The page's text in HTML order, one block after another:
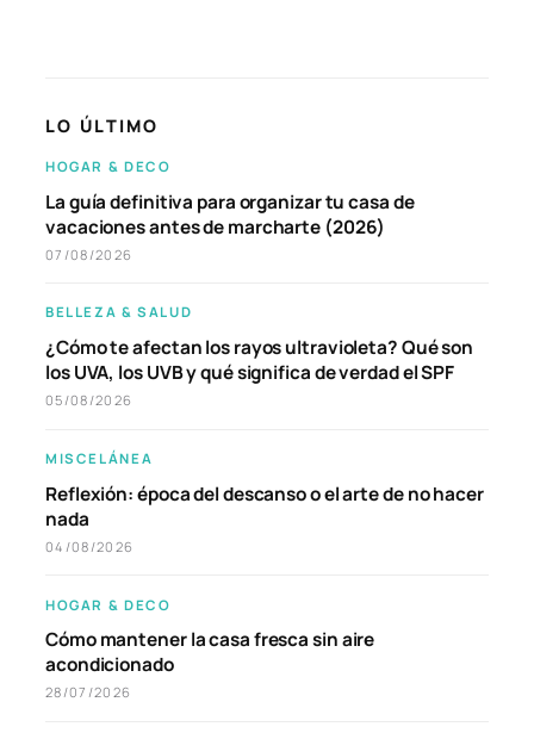
LO ÚLTIMO
HOGAR & DECO
La guía definitiva para organizar tu casa de
vacaciones antes de marcharte (2026)
07/08/2026
BELLEZA & SALUD
¿Cómo te afectan los rayos ultravioleta? Qué son
los UVA, los UVB y qué significa de verdad el SPF
05/08/2026
MISCELÁNEA
Reflexión: época del descanso o el arte de no hacer
nada
04/08/2026
HOGAR & DECO
Cómo mantener la casa fresca sin aire
acondicionado
28/07/2026